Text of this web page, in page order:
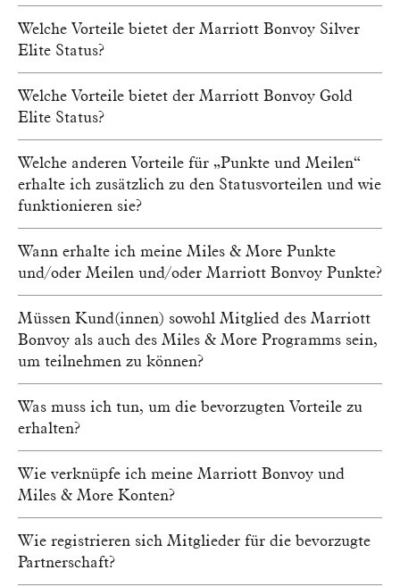
Welche Vorteile bietet der Marriott Bonvoy Silver
Elite Status?
Welche Vorteile bietet der Marriott Bonvoy Gold
Elite Status?
Welche anderen Vorteile für „Punkte und Meilen“
erhalte ich zusätzlich zu den Statusvorteilen und wie
funktionieren sie?
Wann erhalte ich meine Miles & More Punkte
und/oder Meilen und/oder Marriott Bonvoy Punkte?
Müssen Kund(innen) sowohl Mitglied des Marriott
Bonvoy als auch des Miles & More Programms sein,
um teilnehmen zu können?
Was muss ich tun, um die bevorzugten Vorteile zu
erhalten?
Wie verknüpfe ich meine Marriott Bonvoy und
Miles & More Konten?
Wie registrieren sich Mitglieder für die bevorzugte
Partnerschaft?